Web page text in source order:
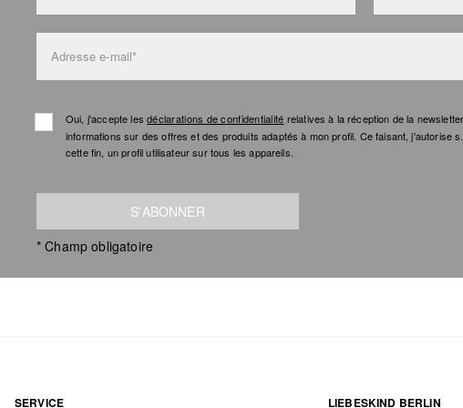
Adresse e-mail*
Oui, j'accepte lesdéclarations de confidentialité relatives à la réception de la
informations sur des offres et des produits adaptés à mon profil. Ce faisant, j'autorise
cette fin, un profil utilisateur sur tous les appareils.
S'ABONNER
* Champ obligatoire
SERVICE LIEBESKIND BERLIN